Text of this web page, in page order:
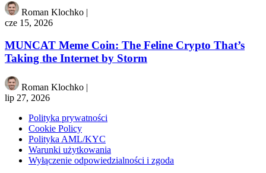
Roman Klochko |
cze 15, 2026
MUNCAT Meme Coin: The Feline Crypto That’s
Taking the Internet by Storm
Roman Klochko |
lip 27, 2026
Polityka prywatności
Cookie Policy
Polityka AML/KYC
Warunki użytkowania
Wyłączenie odpowiedzialności i zgoda